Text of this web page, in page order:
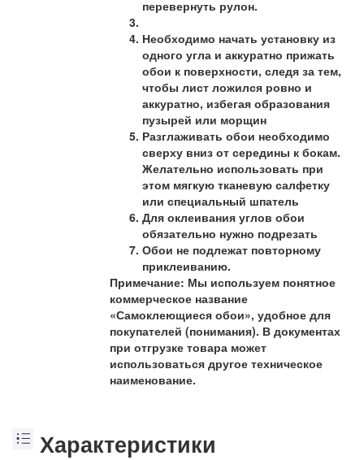
перевернуть рулон.
Необходимо начать установку из
одного угла и аккуратно прижать
обои к поверхности, следя за тем,
чтобы лист ложился ровно и
аккуратно, избегая образования
пузырей или морщин
Разглаживать обои необходимо
сверху вниз от середины к бокам.
Желательно использовать при
этом мягкую тканевую салфетку
или специальный шпатель
Для оклеивания углов обои
обязательно нужно подрезать
Обои не подлежат повторному
приклеиванию.
Примечание: Мы используем понятное
коммерческое название
«Самоклеющиеся обои», удобное для
покупателей (понимания). В документах
при отгрузке товара может
использоваться другое техническое
наименование.
Характеристики